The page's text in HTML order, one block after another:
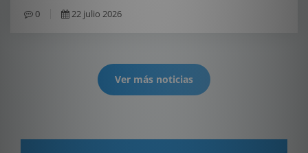
0
22 julio 2026
Ver más noticias